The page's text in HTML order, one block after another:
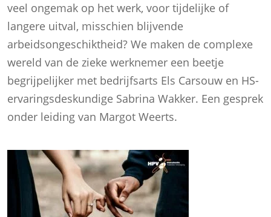
veel ongemak op het werk, voor tijdelijke of
langere uitval, misschien blijvende
arbeidsongeschiktheid? We maken de complexe
wereld van de zieke werknemer een beetje
begrijpelijker met bedrijfsarts Els Carsouw en HS-
ervaringsdeskundige Sabrina Wakker. Een gesprek
onder leiding van Margot Weerts.